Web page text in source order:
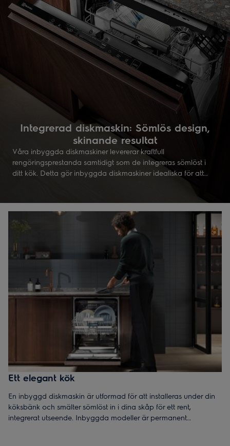
Integrerad diskmaskin: Sömlös design,
skinande resultat
Våra inbyggda diskmaskiner levererar kraftfull
rengöringsprestanda samtidigt som de integreras sömlöst i
ditt kök. Detta gör inbyggda diskmaskiner idealiska för att
Ett elegant kök
En inbyggd diskmaskin är utformad för att installeras under din
köksbänk och smälter sömlöst in i dina skåp för ett rent,
integrerat utseende. Inbyggda modeller är permanent